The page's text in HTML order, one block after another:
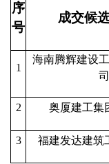
序
号
成交候
1
海南腾辉建设
司
2 奥厦建工集
3 福建发达建筑